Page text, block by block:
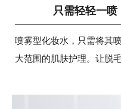
只需轻轻一
喷雾型化妆水，只需将其
大范围的肌肤护理。让脱